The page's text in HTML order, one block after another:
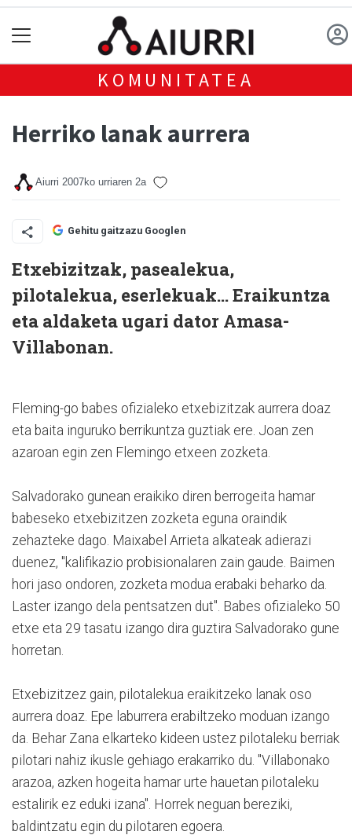
KOMUNITATEA
Herriko lanak aurrera
Aiurri 2007ko urriaren 2a
Gehitu gaitzazu Googlen
Etxebizitzak, pasealekua,
pilotalekua, eserlekuak... Eraikuntza
eta aldaketa ugari dator Amasa-
Villabonan.
Fleming-go babes ofizialeko etxebizitzak aurrera doaz
eta baita inguruko berrikuntza guztiak ere. Joan zen
azaroan egin zen Flemingo etxeen zozketa.
Salvadorako gunean eraikiko diren berrogeita hamar
babeseko etxebizitzen zozketa eguna oraindik
zehazteke dago. Maixabel Arrieta alkateak adierazi
duenez, "kalifikazio probisionalaren zain gaude. Baimen
hori jaso ondoren, zozketa modua erabaki beharko da.
Laster izango dela pentsatzen dut". Babes ofizialeko 50
etxe eta 29 tasatu izango dira guztira Salvadorako gune
horretan.
Etxebizitzez gain, pilotalekua eraikitzeko lanak oso
aurrera doaz. Epe laburrera erabiltzeko moduan izango
da. Behar Zana elkarteko kideen ustez pilotaleku berriak
pilotari nahiz ikusle gehiago erakarriko du. "Villabonako
arazoa, azken hogeita hamar urte hauetan pilotaleku
estalirik ez eduki izana". Horrek neguan bereziki,
baldintzatu egin du pilotaren egoera.